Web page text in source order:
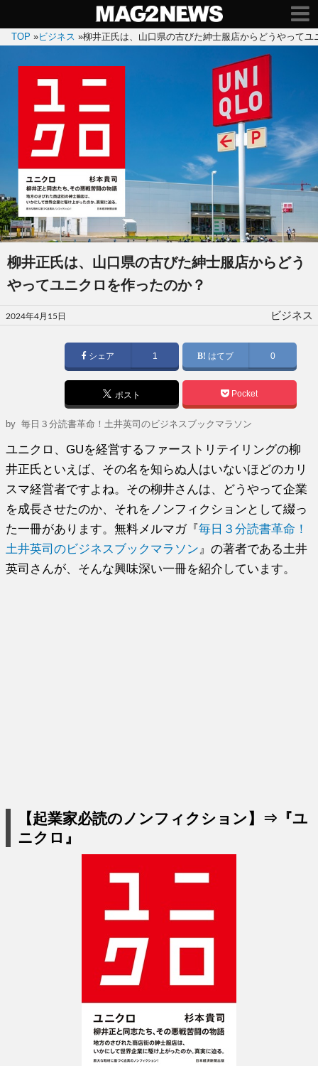
TOP »ビジネス »柳井正氏は、山口県の古びた紳士服店からどうやってユ
柳井正氏は、山口県の古びた紳士服店からどう
やってユニクロを作ったのか？
投
稿
2024年4月15日 ビジネス
シェア 1 はてブ 0
ポスト Pocket
by毎日３分読書革命！土井英司のビジネスブックマラソン
ユニクロ、GUを経営するファーストリテイリングの柳
井正氏といえば、その名を知らぬ人はいないほどのカリ
スマ経営者ですよね。その柳井さんは、どうやって企業
を成長させたのか、それをノンフィクションとして綴っ
た一冊があります。無料メルマガ『毎日３分読書革命！
土井英司のビジネスブックマラソン 』の著者である土井
英司さんが、そんな興味深い一冊を紹介しています。
【起業家必読のノンフィクション】⇒『ユ
ニクロ』